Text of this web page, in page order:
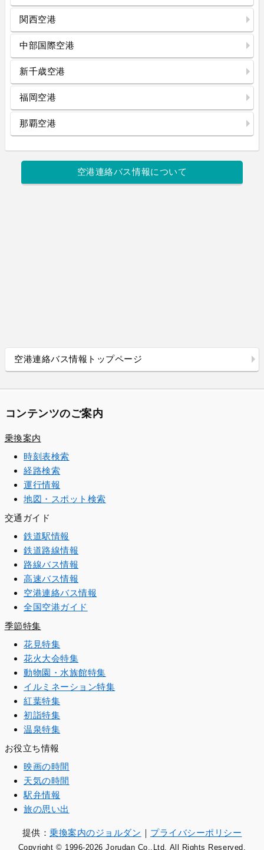
関西空港
中部国際空港
新千歳空港
福岡空港
那覇空港
空港連絡バス情報について
空港連絡バス情報トップページ
コンテンツのご案内
乗換案内
時刻表検索
経路検索
運行情報
地図・スポット検索
交通ガイド
鉄道駅情報
鉄道路線情報
路線バス情報
高速バス情報
空港連絡バス情報
全国空港ガイド
季節特集
花見特集
花火大会特集
動物園・水族館特集
イルミネーション特集
紅葉特集
初詣特集
温泉特集
お役立ち情報
映画の時間
天気の時間
駅弁情報
旅の思い出
提供：乗換案内のジョルダン ｜ プライバシーポリシー
Copyright © 1996-2026 Jorudan Co.,Ltd. All Rights Reserved.